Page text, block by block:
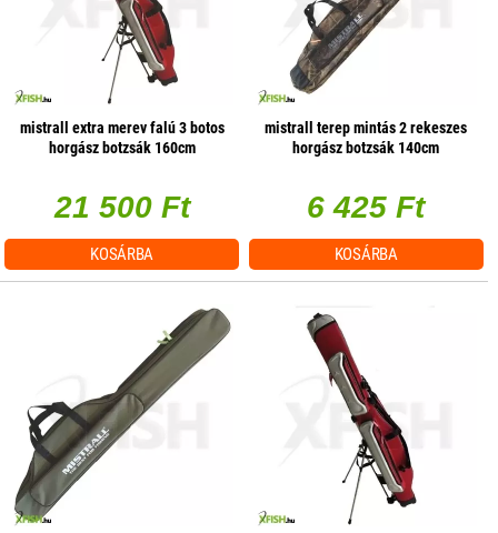
mistrall extra merev falú 3 botos
horgász botzsák 160cm
21 500 Ft
KOSÁRBA
mistrall terep mintás 2 rekeszes
horgász botzsák 140cm
6 425 Ft
KOSÁRBA